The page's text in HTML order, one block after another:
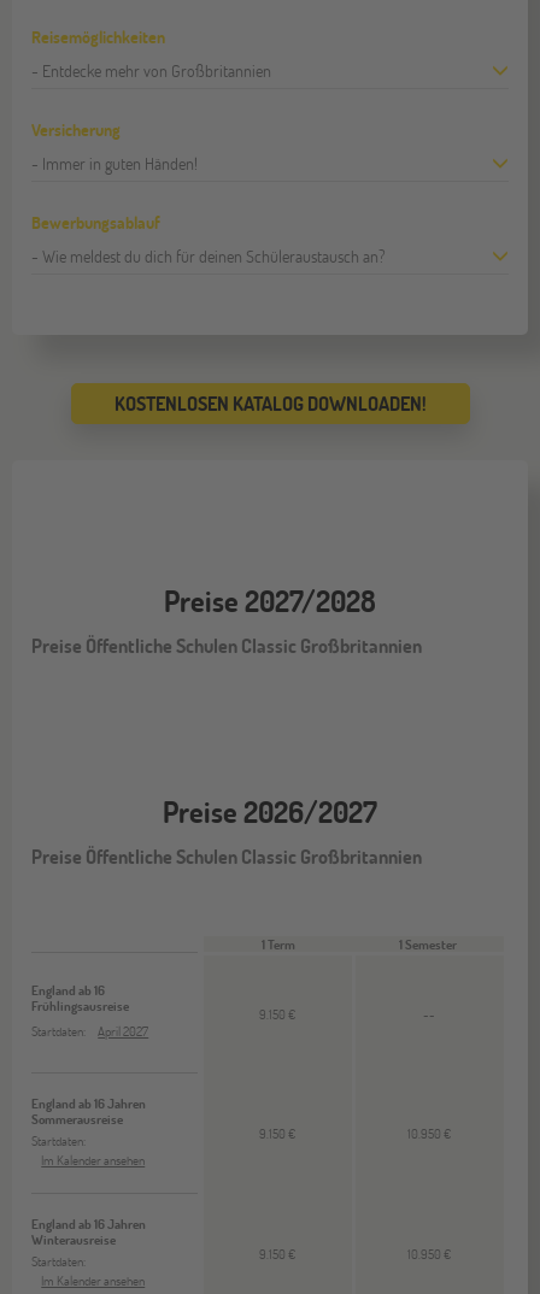
Reisemöglichkeiten
- Entdecke mehr von Großbritannien
Versicherung
- Immer in guten Händen!
Bewerbungsablauf
- Wie meldest du dich für deinen Schüleraustausch an?
KOSTENLOSEN KATALOG DOWNLOADEN!
Preise 2027/2028
Preise Öffentliche Schulen Classic Großbritannien
Preise 2026/2027
Preise Öffentliche Schulen Classic Großbritannien
England ab 16
Frühlingsausreise
Startdaten:
April 2027
England ab 16 Jahren
Sommerausreise
Startdaten:
Im Kalender ansehen
England ab 16 Jahren
Winterausreise
Startdaten:
Im Kalender ansehen
1 Term 1 Semester
9.150 € --
9.150 € 10.950 €
9.150 € 10.950 €